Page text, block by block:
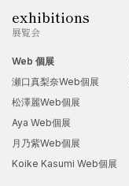
exhibitions
展覧会
Web 個展
瀬口真梨奈Web個展
松澤麗Web個展
Aya Web個展
月乃紫Web個展
Koike Kasumi Web個展